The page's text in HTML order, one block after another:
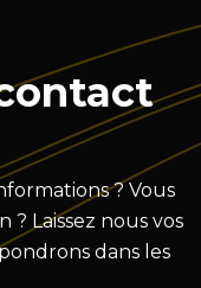
? Vous
Laissez nous vos
dans les